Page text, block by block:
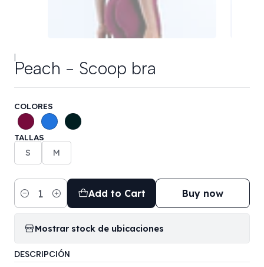
|
Peach - Scoop bra
COLORES
TALLAS
S M
Quantity
Add to Cart Buy now
Mostrar stock de ubicaciones
DESCRIPCIÓN